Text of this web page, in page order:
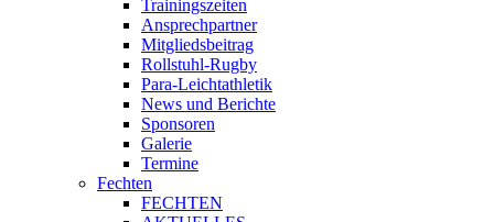
Trainingszeiten
Ansprechpartner
Mitgliedsbeitrag
Rollstuhl-Rugby
Para-Leichtathletik
News und Berichte
Sponsoren
Galerie
Termine
Fechten
FECHTEN